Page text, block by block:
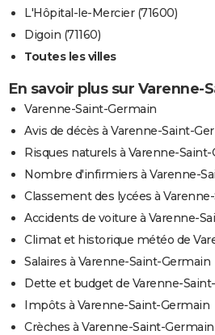
L'Hôpital-le-Mercier (71600)
Digoin (71160)
Toutes les villes
En savoir plus sur Varenne-
Varenne-Saint-Germain
Avis de décès à Varenne-Saint-
Risques naturels à Varenne-
Nombre d'infirmiers à Varenne-
Classement des lycées à
Accidents de voiture à Varenne-
Climat et historique météo de
Salaires à Varenne-Saint-Germain
Dette et budget de Varenne-
Impôts à Varenne-Saint-Germain
Crèches à Varenne-Saint-Germain